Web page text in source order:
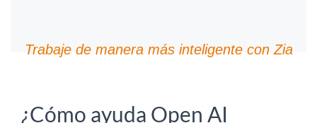
Trabaje de manera más inteligente con Zia
¿Cómo ayuda Open AI